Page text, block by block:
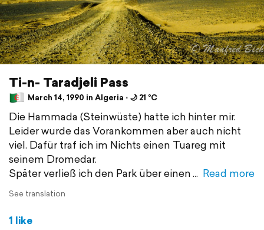
Ti-n- Taradjeli Pass
March 14, 1990 in Algeria ⋅ 🌙 21 °C
Die Hammada (Steinwüste) hatte ich hinter mir.
Leider wurde das Vorankommen aber auch nicht
viel. Dafür traf ich im Nichts einen Tuareg mit
seinem Dromedar.
Später verließ ich den Park über einen
Read more
See translation
1 like